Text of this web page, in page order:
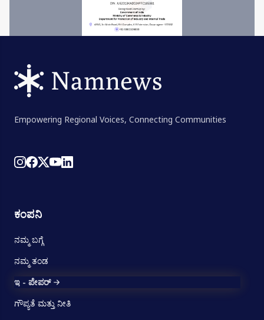
Empowering Regional Voices, Connecting Communities
ಕಂಪನಿ
ನಮ್ಮ ಬಗ್ಗೆ
ನಮ್ಮ ತಂಡ
ಇ - ಪೇಪರ್
ಗೌಪ್ಯತೆ ಮತ್ತು ನೀತಿ